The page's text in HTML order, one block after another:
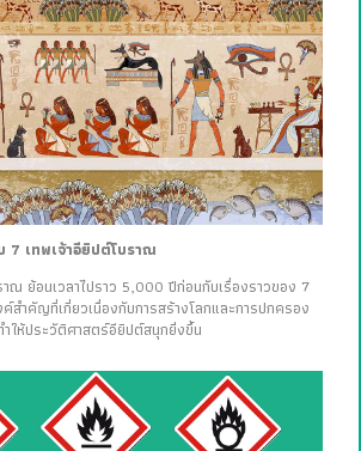
7 เทพเจ้าอียิปต์โบราณ
ณ ย้อนเวลาไปราว 5,000 ปีก่อนกับเรื่องราวของ 7
สำคัญที่เกี่ยวเนื่องกับการสร้างโลกและการปกครอง
ให้ประวัติศาสตร์อียิปต์สนุกยิ่งขึ้น